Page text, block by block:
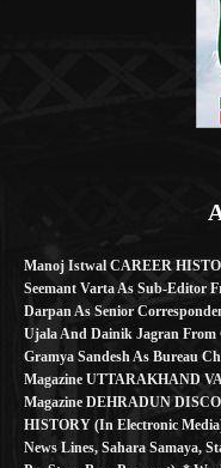
Manoj Istwal CAREER
Seemant Varta As Sub-Editor
Darpan As Senior
Ujala And Dainik Jagran From
Gramya Sandesh As Bureau
Magazine UTTARAKHAND
Magazine DEHRADUN
HISTORY (in Electronic
News Lines, Sahara Samaya,